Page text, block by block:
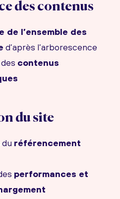
des contenus
de l’ensemble des
d’après l’arborescence
contenus
du site
référencement
performances et